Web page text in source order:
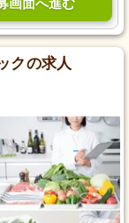
画面へ進む
クの求人